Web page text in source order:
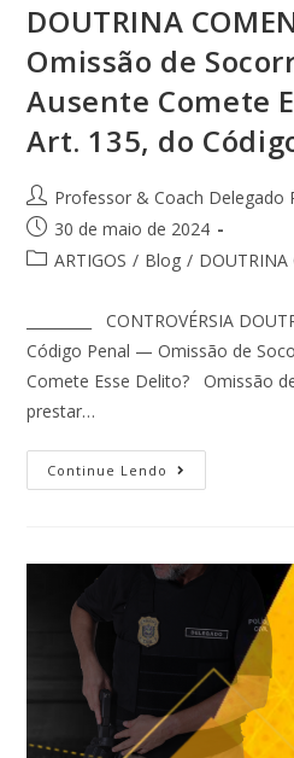
DOUTRINA
Omissão de
Ausente Comete
Art. 135, do
Professor & Coach Delegado
30 de maio de 2024
ARTIGOS / Blog / DOUTRINA
_________ CONTROVÉRSIA
Código Penal — Omissão de
Comete Esse Delito? Omissão
prestar…
Continue Lendo